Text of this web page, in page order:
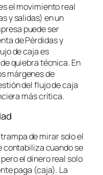
el movimiento real
y salidas) en un
puede ser
de Pérdidas y
de caja es
quiebra técnica. En
márgenes de
del flujo de caja
más crítica.
de mirar solo el
contabiliza cuando se
el dinero real solo
paga (caja). La